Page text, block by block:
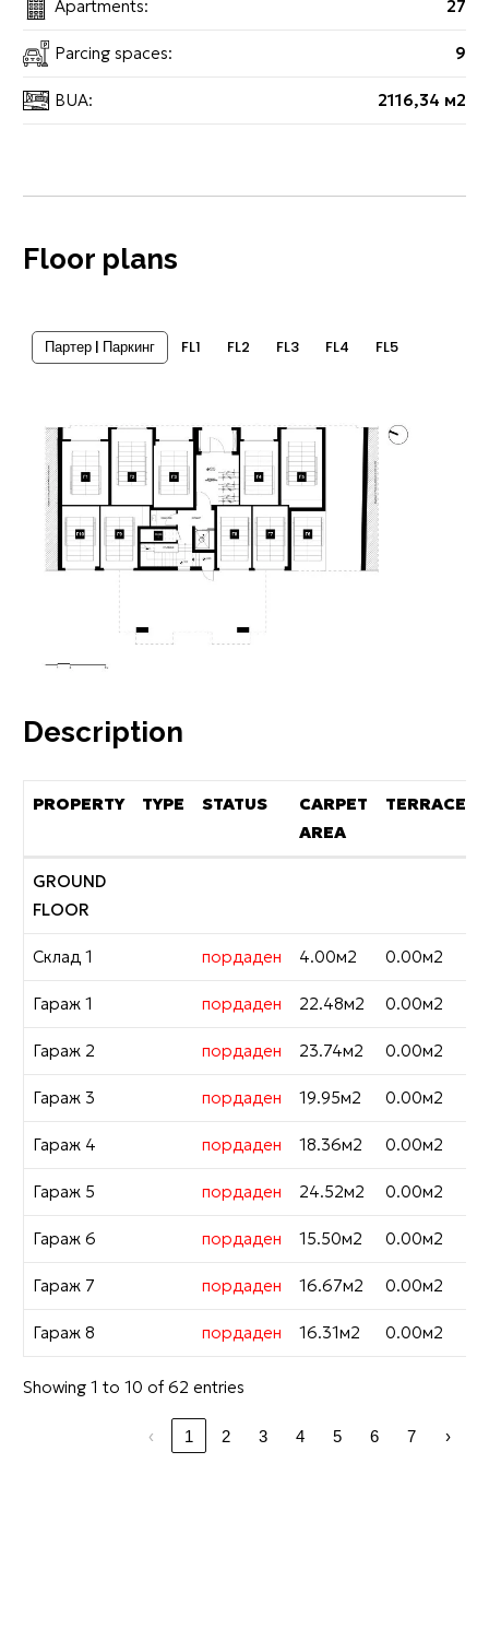
Apartments: 27
Parcing spaces: 9
BUA: 2116,34 м2
Floor plans
Партер | Паркинг FL1 FL2 FL3 FL4 FL5
Description
PROPERTY TYPE STATUS
CARPET
AREA
TERRACES
PROPERTY
GROUND
FLOOR
Склад 1 пордаден 4.00м2 0.00м2
Гараж 1 пордаден 22.48м2 0.00м2
Гараж 2 пордаден 23.74м2 0.00м2
Гараж 3 пордаден 19.95м2 0.00м2
Гараж 4 пордаден 18.36м2 0.00м2
Гараж 5 пордаден 24.52м2 0.00м2
Гараж 6 пордаден 15.50м2 0.00м2
Гараж 7 пордаден 16.67м2 0.00м2
Гараж 8 пордаден 16.31м2 0.00м2
Showing 1 to 10 of 62 entries
‹ 1 2 3 4 5 6 7 ›